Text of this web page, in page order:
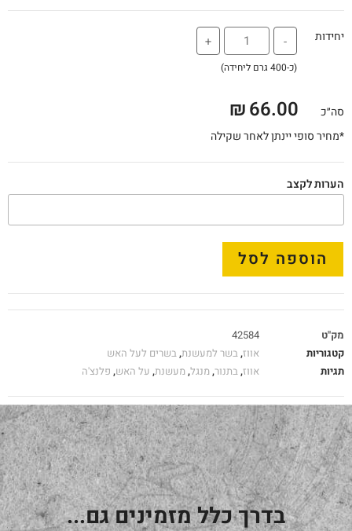
יחידות -
+
(כ-400 גרם ליחידה)
סה״כ 66.00
₪
*מחיר סופי יינתן לאחר שקילה
הערות לקצב
הוספה לסל
מק"ט
42584
קטגוריות
אווז,בשר למעשנת,בשרים לעל האש
תגיות
אווז,בתנור,מנגל,מעשנת, על האש, פלנצ'ה
בדרך כלל מזמינים גם...